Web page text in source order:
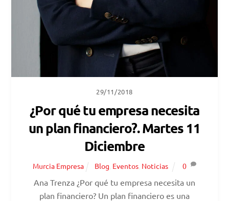
29/11/2018
¿Por qué tu empresa necesita
un plan financiero?. Martes 11
Diciembre
Murcia Empresa Blog Eventos Noticias 0
Ana Trenza ¿Por qué tu empresa necesita un
plan financiero? Un plan financiero es una